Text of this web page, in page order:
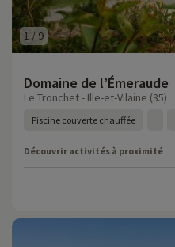
1 / 9
Domaine de l’Émeraude
Le Tronchet - Ille-et-Vilaine (35)
Piscine couverte chauffée
Découvrir activités à proximité